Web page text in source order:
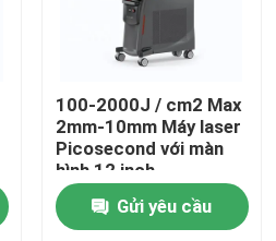
100-2000J / cm2 Max
2mm-10mm Máy laser
Picosecond với màn
hình 12 inch
Gửi yêu cầu